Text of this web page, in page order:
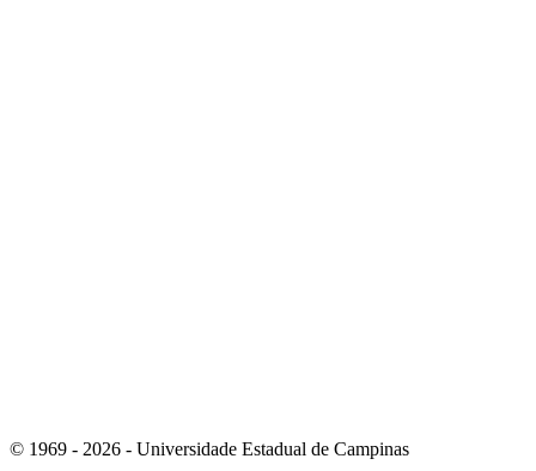
© 1969 - 2026 - Universidade Estadual de Campinas